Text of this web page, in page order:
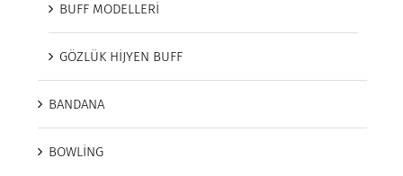
BUFF MODELLERİ
GÖZLÜK HİJYEN BUFF
BANDANA
BOWLİNG